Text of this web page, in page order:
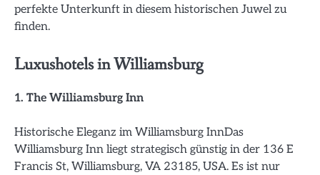
perfekte Unterkunft in diesem historischen Juwel zu
finden.
Luxushotels in Williamsburg
1. The Williamsburg Inn
Historische Eleganz im Williamsburg InnDas
Williamsburg Inn liegt strategisch günstig in der 136 E
Francis St, Williamsburg, VA 23185, USA. Es ist nur